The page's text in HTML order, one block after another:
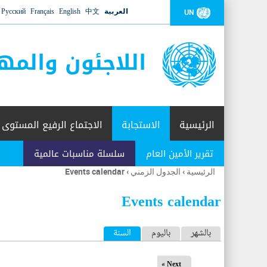
UN العربية 中文
English
Français
Русский
اللاجئون
الرئيسية الاستجابة
تقرير الأمين العام سلسلة مناسبات عالمية
الاجتماع الرفيع المستوى
أنت
هنا
الرئيسية › الجدول الزمني ›
Events calendar
Events calendar
ا بالشهر باليوم السنة (علامة التبويب النشطة)